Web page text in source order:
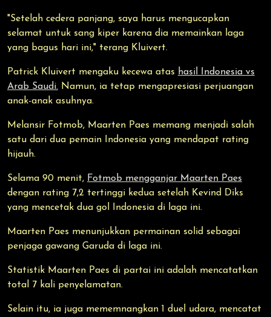
"Setelah cedera panjang, saya harus mengucapkan
selamat untuk sang kiper karena dia memainkan laga
yang bagus hari ini," terang Kluivert.
Patrick Kluivert mengaku kecewa atas hasil Indonesia vs
Arab Saudi. Namun, ia tetap mengapresiasi perjuangan
anak-anak asuhnya.
Melansir Fotmob, Maarten Paes memang menjadi salah
satu dari dua pemain Indonesia yang mendapat rating
hijauh.
Selama 90 menit, Fotmob mengganjar Maarten Paes
dengan rating 7,2 tertinggi kedua setelah Kevind Diks
yang mencetak dua gol Indonesia di laga ini.
Maarten Paes menunjukkan permainan solid sebagai
penjaga gawang Garuda di laga ini.
Statistik Maarten Paes di partai ini adalah mencatatkan
total 7 kali penyelamatan.
Selain itu, ia juga mememnangkan 1 duel udara, mencatat